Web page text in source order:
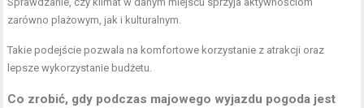
zarówno plażowym, jak i kulturalnym.
Takie podejście pozwala na komfortowe korzystanie z atrakcji oraz
lepsze wykorzystanie budżetu.
Co zrobić, gdy podczas majowego wyjazdu pogoda jest